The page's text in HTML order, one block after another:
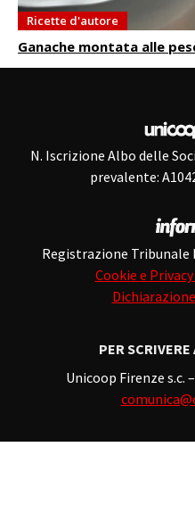
Ricette d'autore
Ganache montata alle
N. Iscrizione Albo delle
prevalente:
Registrazione Tribunale
Cookie e
PER
Unicoop Firenze s.c.